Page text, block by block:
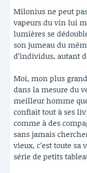
Milonius ne peut
vapeurs du vin lui
lumières se
son jumeau du
d’individus, autant
Moi, mon plus
dans la mesure du
meilleur homme
confiait tout à ses
comme à des
sans jamais
vieux, c’est toute sa
série de petits